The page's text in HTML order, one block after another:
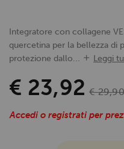
Integratore con collagene
quercetina per la bellezza di
protezione dallo...
Leggi
€ 23,92 €
Accedi o registrati per